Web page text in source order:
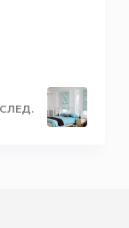
СЛЕД.